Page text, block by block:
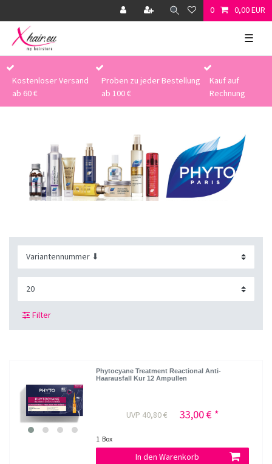
0 0,00 EUR
☰
Kostenloser Versand
ab 60 €
Proben zu jeder Bestellung
ab 100 €
Kauf auf
Rechnung
Filter
Phytocyane Treatment Reactional Anti-
Haarausfall Kur 12 Ampullen
UVP 40,80 € 33,00 € *
1 Box
In den Warenkorb